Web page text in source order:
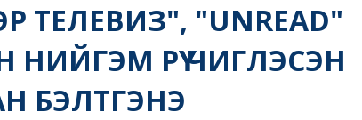
ТЕЛЕВИЗ", "UNREAD"
РҮҮ ЧИГЛЭСЭН
БЭЛТГЭНЭ